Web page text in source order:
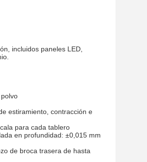
incluidos paneles LED,
estiramiento, contracción e
para cada tablero
en profundidad: ±0,015 mm
de broca trasera de hasta